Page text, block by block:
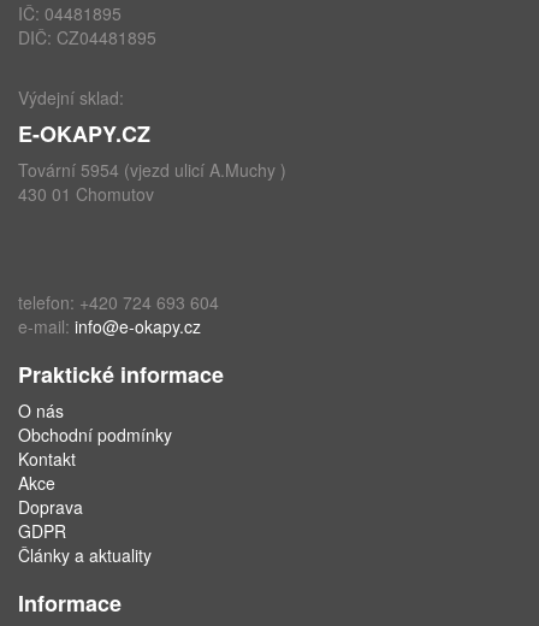
IČ: 04481895
DIČ: CZ04481895
Výdejní sklad:
E-OKAPY.CZ
Tovární 5954 (vjezd ulicí A.Muchy )
430 01 Chomutov
telefon: +420 724 693 604
e-mail: info@e-okapy.cz
Praktické informace
O nás
Obchodní podmínky
Kontakt
Akce
Doprava
GDPR
Články a aktuality
Informace